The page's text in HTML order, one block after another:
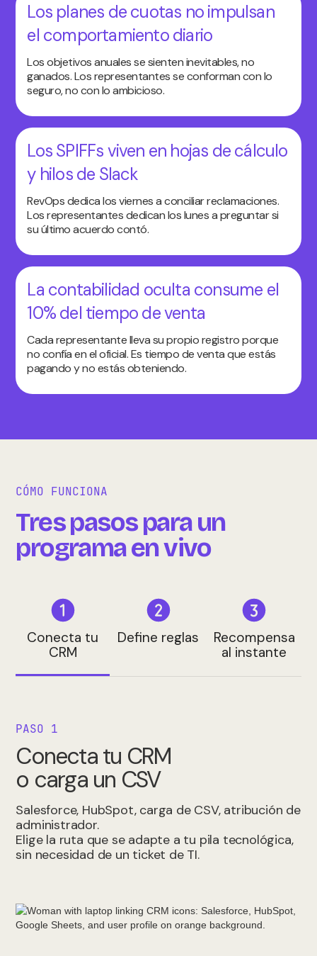
Los planes de cuotas no impulsan
el comportamiento diario
Los objetivos anuales se sienten inevitables, no
ganados. Los representantes se conforman con lo
seguro, no con lo ambicioso.
Los SPIFFs viven en hojas de cálculo
y hilos de Slack
RevOps dedica los viernes a conciliar reclamaciones.
Los representantes dedican los lunes a preguntar si
su último acuerdo contó.
La contabilidad oculta consume el
10% del tiempo de venta
Cada representante lleva su propio registro porque
no confía en el oficial. Es tiempo de venta que estás
pagando y no estás obteniendo.
CÓMO FUNCIONA
Tres pasos para un
programa en vivo
Conecta tu
CRM
Define reglas
Recompensa
al instante
PASO 1
Conecta tu CRM
o carga un CSV
Salesforce, HubSpot, carga de CSV, atribución de
administrador.
Elige la ruta que se adapte a tu pila tecnológica,
sin necesidad de un ticket de TI.